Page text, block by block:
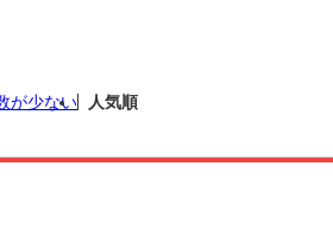
が少ない 人気順